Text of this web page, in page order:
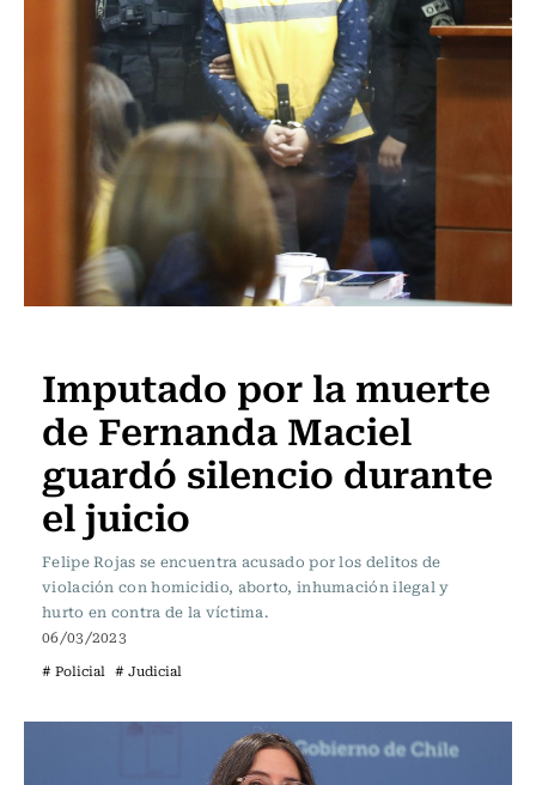
Imputado por la muerte
de Fernanda Maciel
guardó silencio durante
el juicio
Felipe Rojas se encuentra acusado por los delitos de
violación con homicidio, aborto, inhumación ilegal y
hurto en contra de la víctima.
06/03/2023
# Policial # Judicial